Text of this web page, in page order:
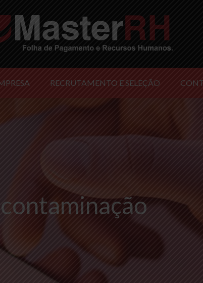
RECRUTAMENTO E SELEÇÃO
contaminação